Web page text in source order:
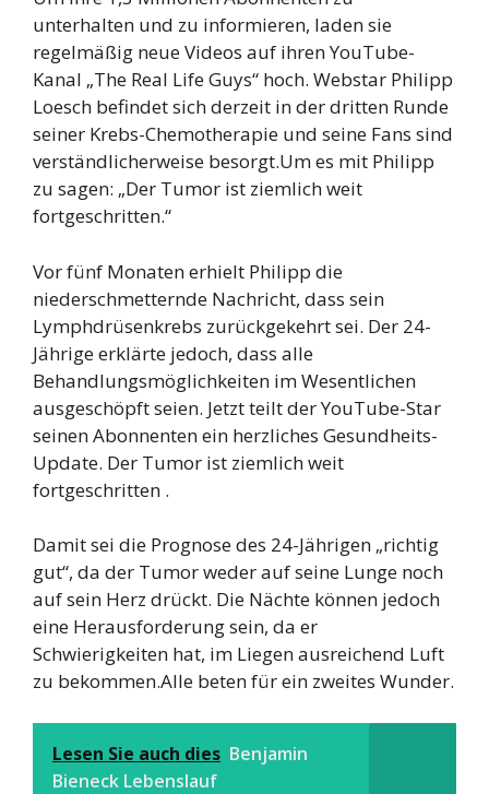
unterhalten und zu informieren, laden sie
regelmäßig neue Videos auf ihren YouTube-
Kanal „The Real Life Guys“ hoch. Webstar Philipp
Loesch befindet sich derzeit in der dritten Runde
seiner Krebs-Chemotherapie und seine Fans sind
verständlicherweise besorgt.Um es mit Philipp
zu sagen: „Der Tumor ist ziemlich weit
fortgeschritten.“
Vor fünf Monaten erhielt Philipp die
niederschmetternde Nachricht, dass sein
Lymphdrüsenkrebs zurückgekehrt sei. Der 24-
Jährige erklärte jedoch, dass alle
Behandlungsmöglichkeiten im Wesentlichen
ausgeschöpft seien. Jetzt teilt der YouTube-Star
seinen Abonnenten ein herzliches Gesundheits-
Update. Der Tumor ist ziemlich weit
fortgeschritten .
Damit sei die Prognose des 24-Jährigen „richtig
gut“, da der Tumor weder auf seine Lunge noch
auf sein Herz drückt. Die Nächte können jedoch
eine Herausforderung sein, da er
Schwierigkeiten hat, im Liegen ausreichend Luft
zu bekommen.Alle beten für ein zweites Wunder.
Lesen Sie auch dies Benjamin
Bieneck Lebenslauf